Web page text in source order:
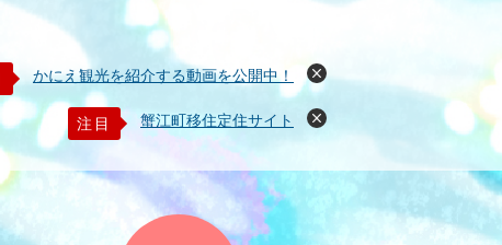
かにえ観光を紹介する動画を公開中！
閉
じ
る
注目 蟹江町移住定住サイト
閉